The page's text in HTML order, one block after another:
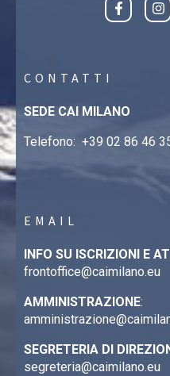
CONTATTI
SEDE CAI MILANO
Telefono: +39 02 86 46
EMAIL
INFO SU ISCRIZIONI E
frontoffice@caimilano.eu
AMMINISTRAZIONE:
SEGRETERIA DI
segreteria@caimilano.eu